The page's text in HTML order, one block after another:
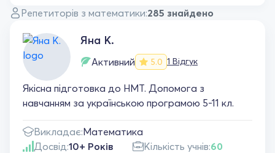
Репетиторів з математики:285 знайдено
Яна К.
Активний 5.0 1 Відгук
Якісна підготовка до НМТ. Допомога з
навчанням за українською програмою 5-11 кл.
Викладає:Математика
Досвід:10+ Років Кількість учнів:60